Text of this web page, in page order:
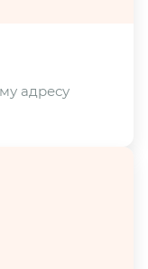
адресу